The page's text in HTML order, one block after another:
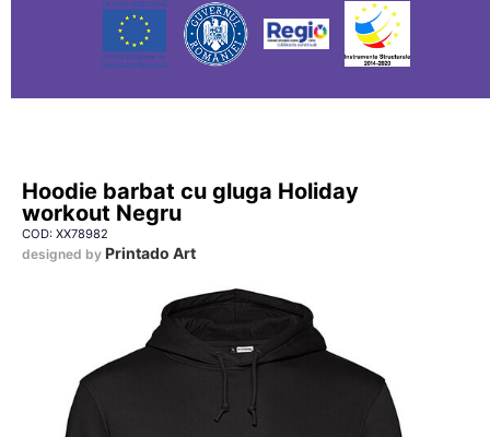
Hoodie barbat cu gluga Holiday
workout Negru
COD: XX78982
designed by Printado Art